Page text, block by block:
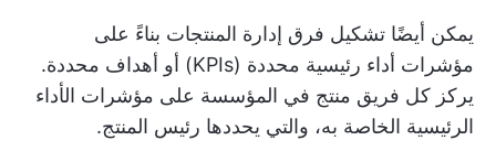
يمكن أيضًا تشكيل فرق إدارة المنتجات بناءً على
مؤشرات أداء رئيسية محددة (KPIs) أو أهداف محددة.
يركز كل فريق منتج في المؤسسة على مؤشرات الأداء
الرئيسية الخاصة به، والتي يحددها رئيس المنتج.